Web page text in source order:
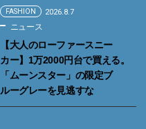
FASHION 2026.8.7
ニュース
【大人のローファースニー
カー】1万2000円台で買える。
「ムーンスター」の限定ブ
ルーグレーを見逃すな